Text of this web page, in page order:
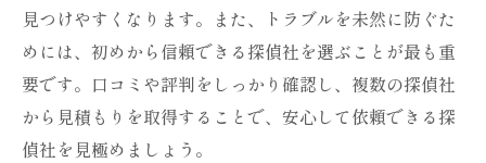
見つけやすくなります。また、トラブルを未然に防ぐた
めには、初めから信頼できる探偵社を選ぶことが最も重
要です。口コミや評判をしっかり確認し、複数の探偵社
から見積もりを取得することで、安心して依頼できる探
偵社を見極めましょう。